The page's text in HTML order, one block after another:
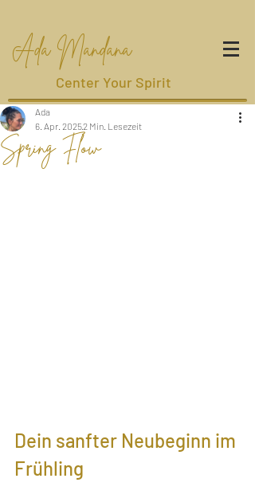
Ada Mandana
Center Your Spirit
Spring Flow
Ada
6. Apr. 20252 Min. Lesezeit
Dein sanfter Neubeginn im
Frühling